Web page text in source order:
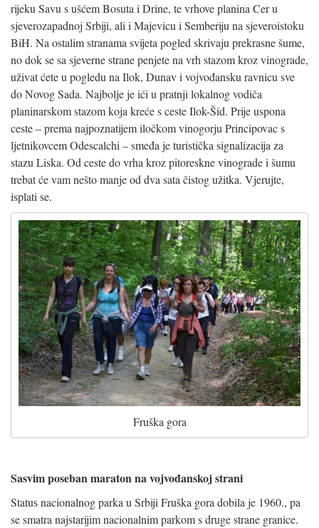
rijeku Savu s ušćem Bosuta i Drine, te vrhove planina Cer u
sjeverozapadnoj Srbiji, ali i Majevicu i Semberiju na sjeveroistoku
BiH. Na ostalim stranama svijeta pogled skrivaju prekrasne šume,
no dok se sa sjeverne strane penjete na vrh stazom kroz vinograde,
uživat ćete u pogledu na Ilok, Dunav i vojvođansku ravnicu sve
do Novog Sada. Najbolje je ići u pratnji lokalnog vodiča
planinarskom stazom koja kreće s ceste Ilok-Šid. Prije uspona
ceste – prema najpoznatijem iločkom vinogorju Principovac s
ljetnikovcem Odescalchi – smeđa je turistička signalizacija za
stazu Liska. Od ceste do vrha kroz pitoreskne vinograde i šumu
trebat će vam nešto manje od dva sata čistog užitka. Vjerujte,
isplati se.
Fruška gora
Sasvim poseban maraton na vojvođanskoj strani
Status nacionalnog parka u Srbiji Fruška gora dobila je 1960., pa
se smatra najstarijim nacionalnim parkom s druge strane granice.